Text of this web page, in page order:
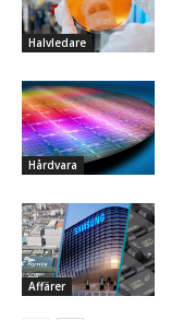
Halvledare
Hårdvara
Affärer